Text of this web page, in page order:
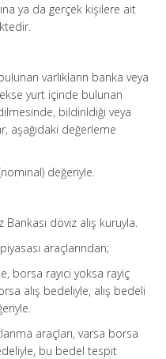
ya da gerçek kişilere ait
varlıkların banka veya
yurt içinde bulunan
bildirildiği veya
aşağıdaki değerleme
değeriyle.
döviz alış kuruyla.
araçlarından;
borsa rayici yoksa rayiç
alış bedeliyle, alış bedeli
araçları, varsa borsa
bu bedel tespit